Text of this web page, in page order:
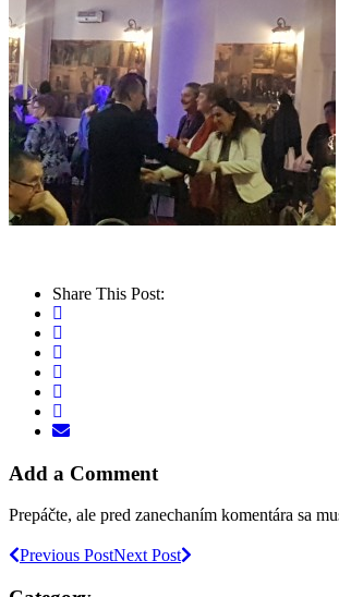
Share This Post:
Add a Comment
Prepáčte, ale pred zanechaním komentára sa
Previous PostNext Post